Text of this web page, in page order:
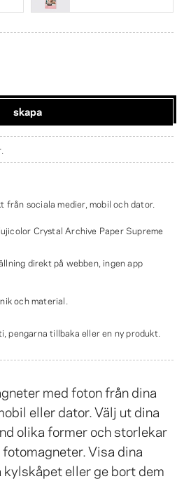
med foton från dina
eller dator. Välj ut dina
olika former och storlekar
Visa dina
eller ge bort dem
skapa
från sociala medier, mobil och dator.
Crystal Archive Paper Supreme
direkt på webben, ingen app
och material.
pengarna tillbaka eller en ny produkt.